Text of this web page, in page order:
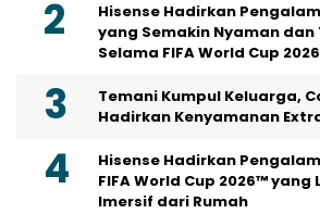
Hisense Hadirkan
yang Semakin Nyaman dan
Selama FIFA World Cup
Temani Kumpul Keluarga,
Hadirkan Kenyamanan
Hisense Hadirkan
FIFA World Cup 2026™ yang
Imersif dari Rumah